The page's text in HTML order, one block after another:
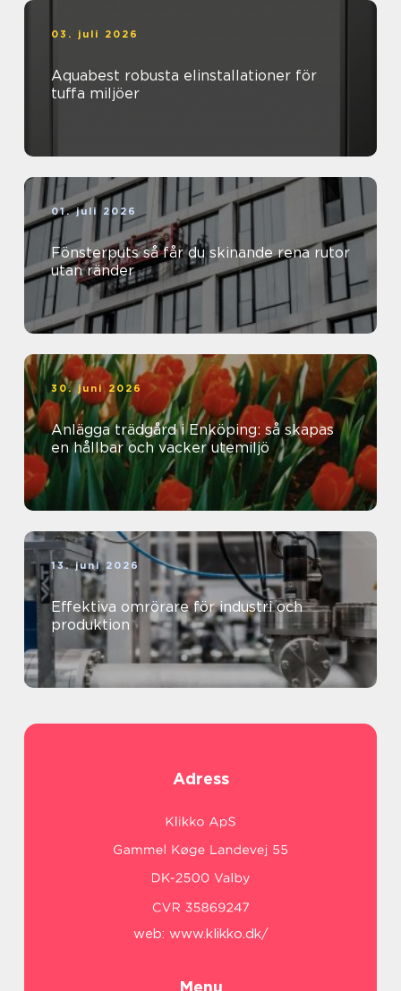
03. juli 2026
Aquabest robusta elinstallationer för
tuffa miljöer
01. juli 2026
Fönsterputs så får du skinande rena rutor
utan ränder
30. juni 2026
Anlägga trädgård i Enköping: så skapas
en hållbar och vacker utemiljö
13. juni 2026
Effektiva omrörare för industri och
produktion
Adress
web: www.klikko.dk/
Menu